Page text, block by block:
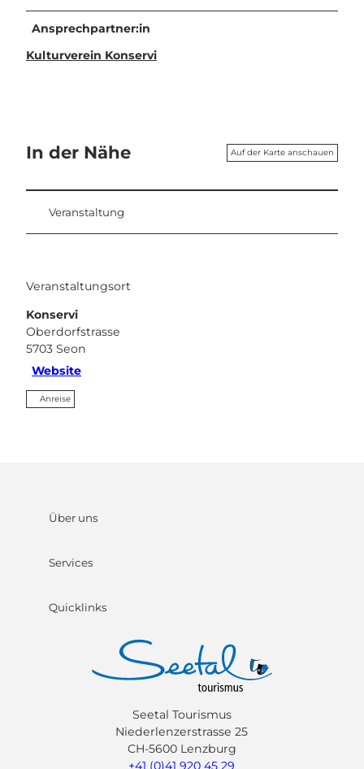
Ansprechpartner:in
Kulturverein Konservi
In der Nähe Auf der Karte anschauen
Veranstaltung
Veranstaltungsort
Konservi
Oberdorfstrasse
5703 Seon
Website
Anreise
Über uns
Services
Quicklinks
Seetal Tourismus
Niederlenzerstrasse 25
CH-5600 Lenzburg
+41 (0)41 920 45 29